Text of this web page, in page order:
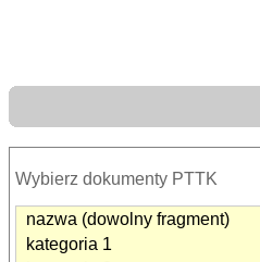
Wybierz dokumenty PTTK
nazwa (dowolny fragment)
kategoria 1